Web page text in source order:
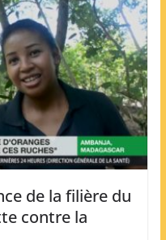
de la filière du
contre la